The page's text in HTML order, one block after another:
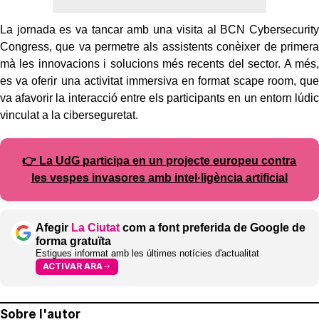
La jornada es va tancar amb una visita al BCN Cybersecurity
Congress, que va permetre als assistents conèixer de primera
mà les innovacions i solucions més recents del sector. A més,
es va oferir una activitat immersiva en format scape room, que
va afavorir la interacció entre els participants en un entorn lúdic
vinculat a la ciberseguretat.
👉 La UdG participa en un projecte europeu contra
les vespes invasores amb intel·ligència artificial
Afegir La Ciutat com a font preferida de Google de
forma gratuïta
Estigues informat amb les últimes notícies d'actualitat
ACTIVAR ARA
Sobre l'autor